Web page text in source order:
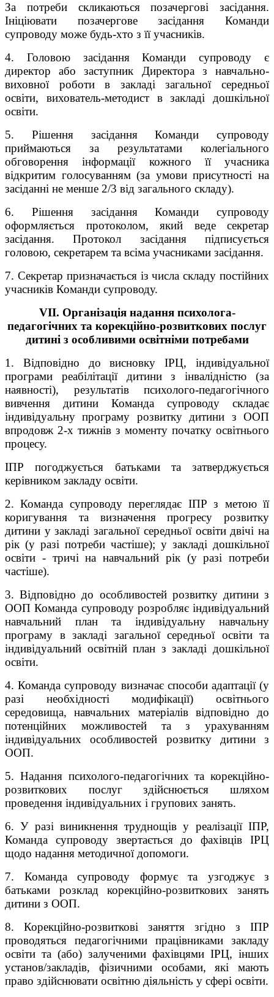
За потреби скликаються позачергові засідання.
Ініціювати позачергове засідання Команди
супроводу може будь-хто з її учасників.
4. Головою засідання Команди супроводу є
директор або заступник Директора з навчально-
виховної роботи в закладі загальної середньої
освіти, вихователь-методист в закладі дошкільної
освіти.
5. Рішення засідання Команди супроводу
приймаються за результатами колегіального
обговорення інформації кожного її учасника
відкритим голосуванням (за умови присутності на
засіданні не менше 2/3 від загального складу).
6. Рішення засідання Команди супроводу
оформляється протоколом, який веде секретар
засідання. Протокол засідання підписується
головою, секретарем та всіма учасниками засідання.
7. Секретар призначається із числа складу постійних
учасників Команди супроводу.
VII. Організація надання психолога-
педагогічних та корекційно-розвиткових послуг
дитині з особливими освітніми потребами
1. Відповідно до висновку ІРЦ, індивідуальної
програми реабілітації дитини з інвалідністю (за
наявності), результатів психолого-педагогічного
вивчення дитини Команда супроводу складає
індивідуальну програму розвитку дитини з ООП
впродовж 2-х тижнів з моменту початку освітнього
процесу.
ІПР погоджується батьками та затверджується
керівником закладу освіти.
2. Команда супроводу переглядає ІПР з метою її
коригування та визначення прогресу розвитку
дитини у закладі загальної середньої освіти двічі на
рік (у разі потреби частіше); у закладі дошкільної
освіти - тричі на навчальний рік (у разі потреби
частіше).
3. Відповідно до особливостей розвитку дитини з
ООП Команда супроводу розробляє індивідуальний
навчальний план та індивідуальну навчальну
програму в закладі загальної середньої освіти та
індивідуальний освітній план з закладі дошкільної
освіти.
4. Команда супроводу визначає способи адаптації (у
разі необхідності модифікації) освітнього
середовища, навчальних матеріалів відповідно до
потенційних можливостей та з урахуванням
індивідуальних особливостей розвитку дитини з
ООП.
5. Надання психолого-педагогічних та корекційно-
розвиткових послуг здійснюється шляхом
проведення індивідуальних і групових занять.
6. У разі виникнення труднощів у реалізації ІПР,
Команда супроводу звертається до фахівців ІРЦ
щодо надання методичної допомоги.
7. Команда супроводу формує та узгоджує з
батьками розклад корекційно-розвиткових занять
дитини з ООП.
8. Корекційно-розвиткові заняття згідно з ІПР
проводяться педагогічними працівниками закладу
освіти та (або) залученими фахівцями ІРЦ, інших
установ/закладів, фізичними особами, які мають
право здійснювати освітню діяльність у сфері освіти.